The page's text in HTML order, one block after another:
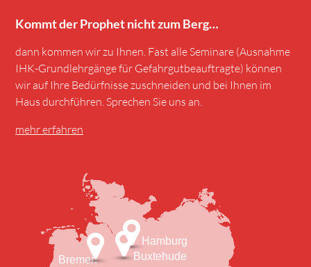
Kommt der Prophet nicht zum Berg…
dann kommen wir zu Ihnen. Fast alle Seminare (Ausnahme
IHK-Grundlehrgänge für Gefahrgutbeauftragte) können
wir auf Ihre Bedürfnisse zuschneiden und bei Ihnen im
Haus durchführen. Sprechen Sie uns an.
mehr erfahren
Hamburg
Bremen Buxtehude